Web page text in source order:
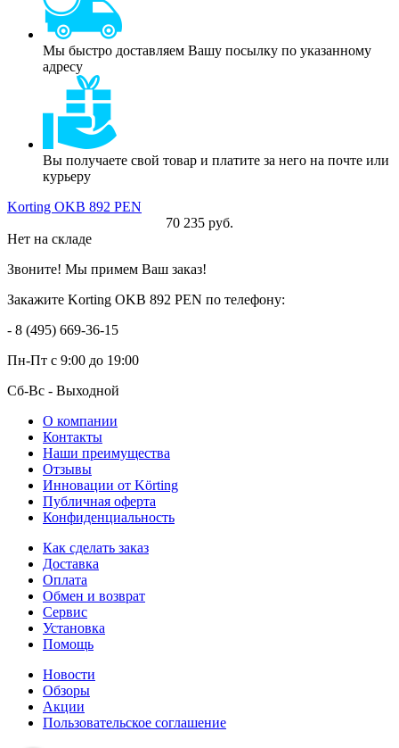
Мы быстро доставляем Вашу посылку по указанному
адресу
Вы получаете свой товар и платите за него на почте или
курьеру
Korting OKB 892 PEN
70 235 руб.
Нет на складе
Звоните! Мы примем Ваш заказ!
Закажите Korting OKB 892 PEN по телефону:
- 8 (495) 669-36-15
Пн-Пт с 9:00 до 19:00
Сб-Вс - Выходной
О компании
Контакты
Наши преимущества
Отзывы
Инновации от Körting
Публичная оферта
Конфиденциальность
Как сделать заказ
Доставка
Оплата
Обмен и возврат
Сервис
Установка
Помощь
Новости
Обзоры
Акции
Пользовательское соглашение